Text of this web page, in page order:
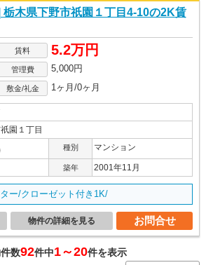
栃木県下野市祇園１丁目4-10の2K賃
賃料 5.2万円
管理費 5,000円
敷金/礼金 1ヶ月/0ヶ月
園１丁目
種別 マンション
築年 2001年11月
ー/クローゼット付き1K/
お問合せ
物件の詳細を見る
数92件中1～20件を表示